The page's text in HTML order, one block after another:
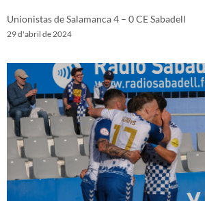
Unionistas de Salamanca 4 – 0 CE Sabadell
29 d'abril de 2024